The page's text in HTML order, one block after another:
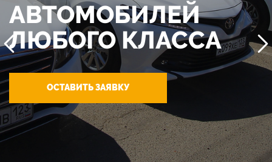
АВТОМОБИЛЕЙ
ЛЮБОГО КЛАССА
ОСТАВИТЬ ЗАЯВКУ